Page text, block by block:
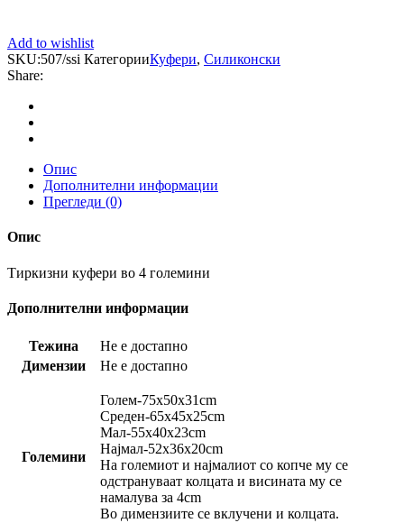
Add to wishlist
SKU:507/ssi КатегорииКуфери, Силиконски
Share:
Опис
Дополнителни информации
Прегледи (0)
Опис
Тиркизни куфери во 4 големини
Дополнителни информации
Тежина
Не е достапно
Димензии
Не е достапно
Големини
Голем-75х50х31cm
Среден-65х45х25cm
Мал-55х40х23cm
Најмал-52х36х20cm
На големиот и најмалиот со копче му се
одстрануваат колцата и висината му се
намалува за 4cm
Во димензиите се вклучени и колцата.